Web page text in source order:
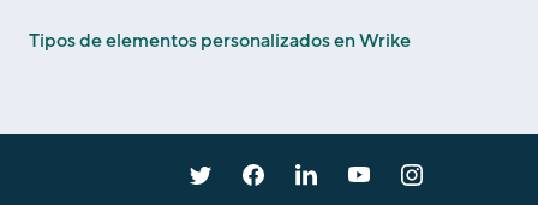
Tipos de elementos personalizados en Wrike